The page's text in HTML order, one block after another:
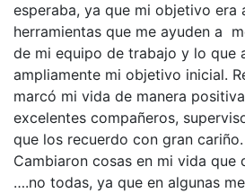
esperaba, ya que mi objetivo era
herramientas que me ayuden a
de mi equipo de trabajo y lo que
ampliamente mi objetivo inicial.
marcó mi vida de manera
excelentes compañeros,
que los recuerdo con gran cariño.
Cambiaron cosas en mi vida que
….no todas, ya que en algunas